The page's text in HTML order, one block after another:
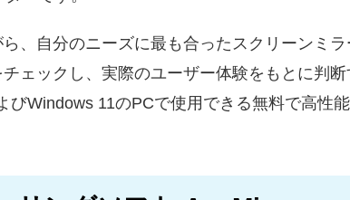
、自分のニーズに最も合ったスクリーンミ
ェックし、実際のユーザー体験をもとに判
びWindows 11のPCで使用できる無料で高性